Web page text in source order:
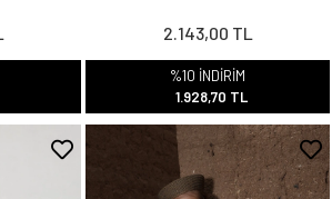
2.143,00 TL
%10 İNDİRİM
1.928,70 TL